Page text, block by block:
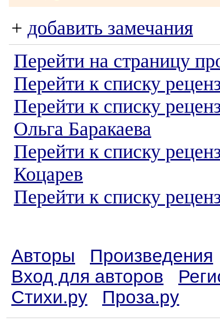
+ добавить замечания
Перейти на страницу
Перейти к списку
Перейти к списку
Ольга Баракаева
Перейти к списку
Коцарев
Перейти к списку
Авторы
Произведения
Вход для авторов
Стихи.ру
Проза.ру